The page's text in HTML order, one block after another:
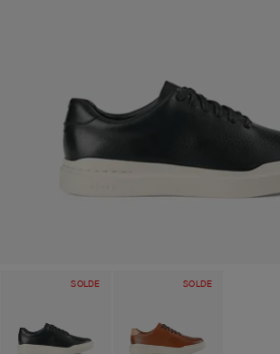
SOLDE SOLDE